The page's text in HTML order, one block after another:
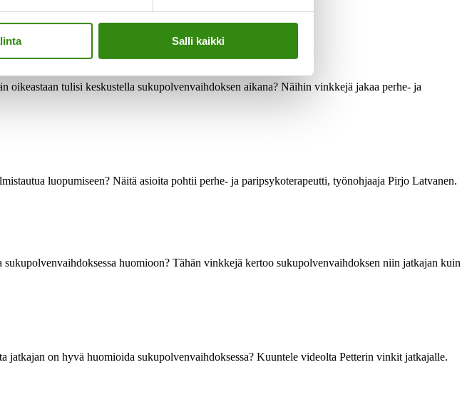
Salli kaikki
tulisi keskustella sukupolvenvaihdoksen aikana? Näihin vinkkejä jakaa perhe- ja
luopumiseen? Näitä asioita pohtii perhe- ja paripsykoterapeutti, työnohjaaja Pirjo Latvanen.
huomioon? Tähän vinkkejä kertoo sukupolvenvaihdoksen niin jatkajan kuin
on hyvä huomioida sukupolvenvaihdoksessa? Kuuntele videolta Petterin vinkit jatkajalle.